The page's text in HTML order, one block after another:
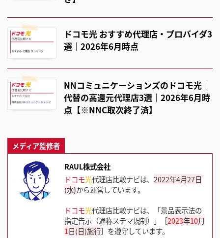
ドコモ光 おすすめ代理店・プロバイダ3
選｜2026年6月時点
NNコミュニケーションズのドコモ光｜
代替の高還元代理店3選｜2026年6月時
点【※NNC取次終了済】
メディア監修者
RAUL株式会社
ドコモ光代理店比較ナビは、 2022年4月27日
(水)から運営しています。
ドコモ光代理店比較ナビは、「景品表示法の
指定告示（通称ステマ規制）」［2023年10月
1 日(日)施行］を遵守しています。